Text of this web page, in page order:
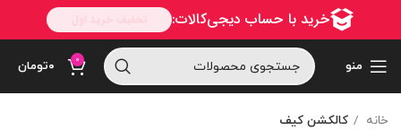
منو 0 ۰تومان
خانه کالکشن کیف